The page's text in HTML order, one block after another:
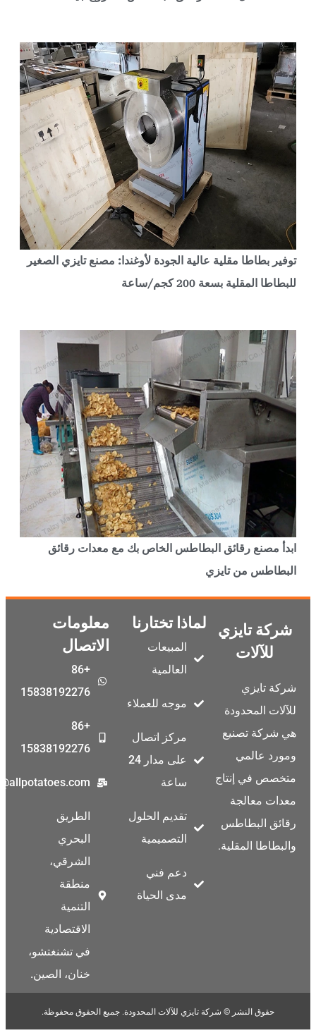
توفير بطاطا مقلية عالية الجودة لأوغندا: مصنع تايزي الصغير
للبطاطا المقلية بسعة 200 كجم/ساعة
ابدأ مصنع رقائق البطاطس الخاص بك مع معدات رقائق
البطاطس من تايزي
شركة تايزي
للآلات
شركة تايزي
للآلات المحدودة
هي شركة تصنيع
ومورد عالمي
متخصص في إنتاج
معدات معالجة
رقائق البطاطس
والبطاطا المقلية.
لماذا تختارنا
المبيعات
العالمية
موجه للعملاء
مركز اتصال
على مدار 24
ساعة
تقديم الحلول
التصميمية
دعم فني
مدى الحياة
معلومات
الاتصال
15838192276
15838192276
info@allpotatoes.com
الطريق
البحري
الشرقي،
منطقة
التنمية
الاقتصادية
في تشنغتشو،
خنان، الصين.
حقوق النشر © شركة تايزي للآلات المحدودة. جميع الحقوق محفوظة.
Korean
Japanese